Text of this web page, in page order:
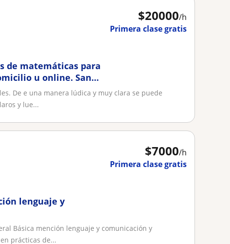
$20000/h
Primera clase gratis
de matemáticas para
u online. San
De e una manera lúdica y muy clara se puede
y lue...
$7000/h
Primera clase gratis
lenguaje y
Básica mención lenguaje y comunicación y
prácticas de...